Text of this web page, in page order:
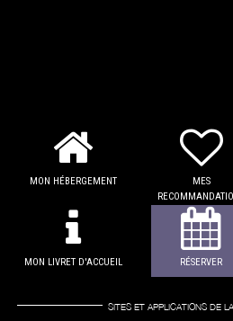
MON HÉBERGEMENT
MES
MON LIVRET D'ACCUEIL RÉSERVER
SITES ET APPLICATIONS DE